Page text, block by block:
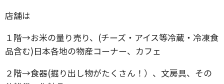
店舗は
１階→お米の量り売り、(チーズ・アイス等冷蔵・冷凍食
品含む)日本各地の物産コーナー、カフェ
２階→食器(掘り出し物がたくさん！）、文房具、その